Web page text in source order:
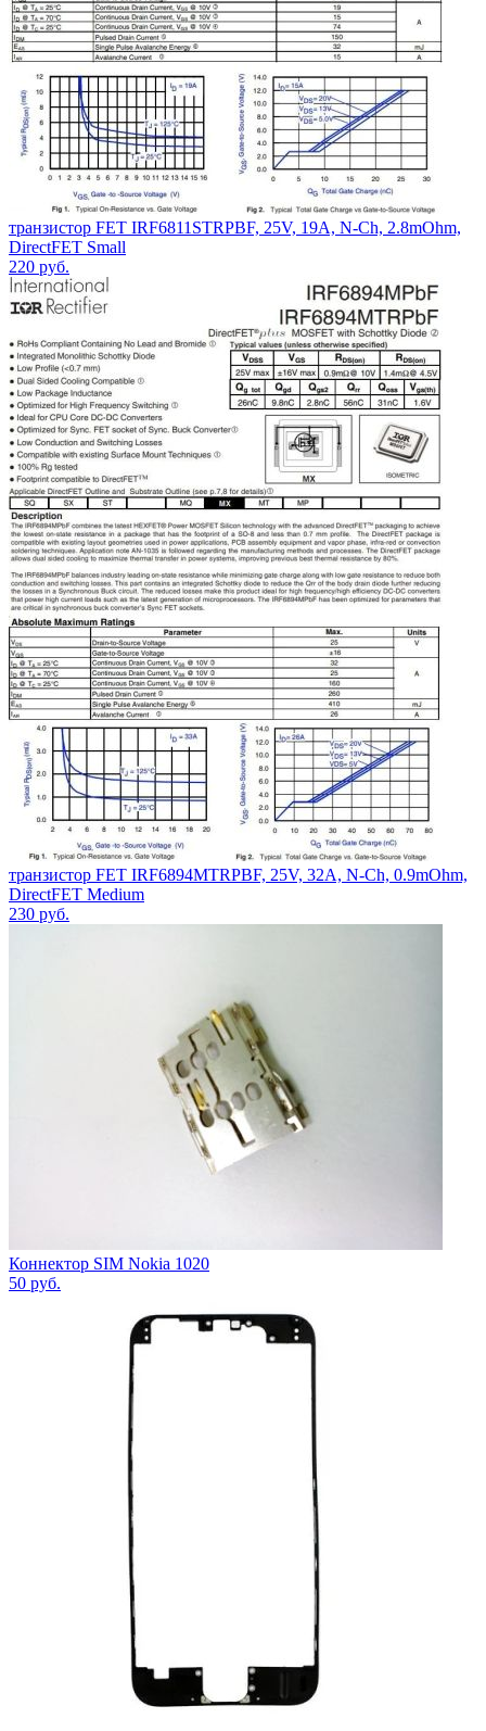
транзистор FET IRF6811STRPBF, 25V, 19A, N-Ch, 2.8mOhm,
DirectFET Small
220 руб.
транзистор FET IRF6894MTRPBF, 25V, 32A, N-Ch, 0.9mOhm,
DirectFET Medium
230 руб.
Коннектор SIM Nokia 1020
50 руб.